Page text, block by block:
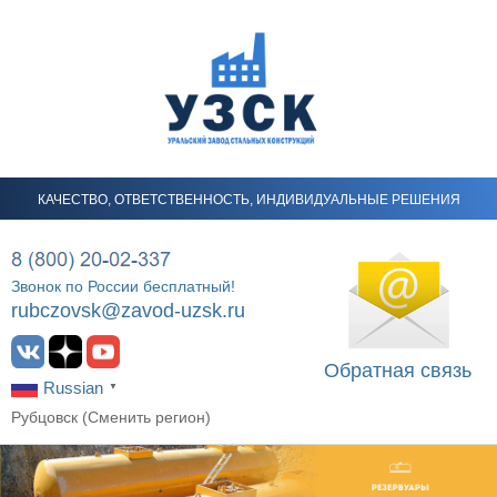
КАЧЕСТВО, ОТВЕТСТВЕННОСТЬ, ИНДИВИДУАЛЬНЫЕ РЕШЕНИЯ
Звонок по России бесплатный!
rubczovsk@zavod-uzsk.ru
Russian ▼
Обратная связь
Рубцовск (Сменить регион)